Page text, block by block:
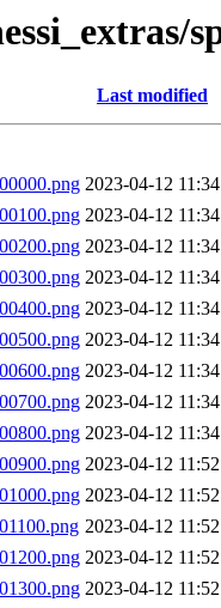
Last modified
2023-04-12 11:34
2023-04-12 11:34
2023-04-12 11:34
2023-04-12 11:34
2023-04-12 11:34
2023-04-12 11:34
2023-04-12 11:34
2023-04-12 11:34
2023-04-12 11:34
2023-04-12 11:52
2023-04-12 11:52
2023-04-12 11:52
2023-04-12 11:52
2023-04-12 11:52